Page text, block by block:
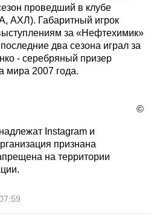
проведший в клубе
АХЛ). Габаритный игрок
за «Нефтехимик»
два сезона играл за
- серебряный призер
мира 2007 года.
©
Instagram и
признана
на территории